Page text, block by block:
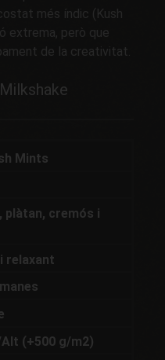
més índic (Kush
extrema, però que
de la creativitat.
Mints
plàtan, cremós i
relaxant
(+500 g/m2)